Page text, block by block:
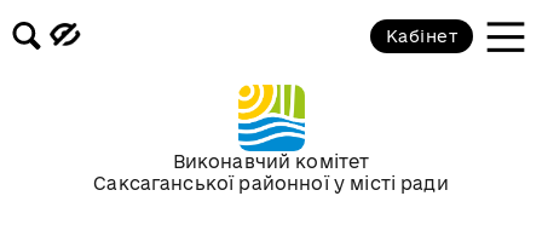
Виконавчий комітет
Саксаганської районної у місті ради
Кабінет
Засідання за 2015 рік
Засідання за 2014 рік
Засідання за 2013 рік